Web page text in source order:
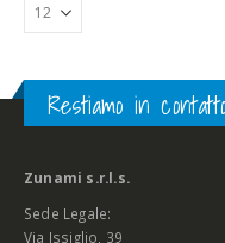
Restiamo in
Zunami s.r.l.s.
Sede Legale:
Via Issiglio, 39